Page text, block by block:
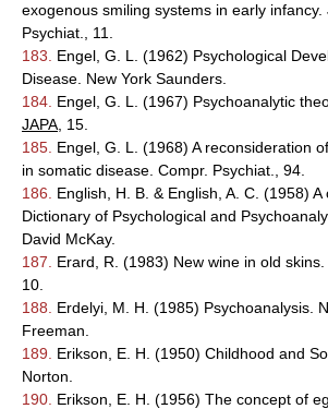
exogenous smiling systems in early infancy.
Psychiat., 11.
183.
Engel, G. L. (1962) Psychological
Disease. New York Saunders.
184. Engel, G. L. (1967) Psychoanalytic
JAPA , 15.
185. Engel, G. L. (1968) A reconsideration
in somatic disease. Compr. Psychiat., 94.
186.
English, H. B. & English, A. C. (1958)
Dictionary of Psychological and
David McKay.
187.
Erard, R. (1983) New wine in old skins.
10.
188.
Erdelyi, M. H. (1985) Psychoanalysis.
Freeman.
189.
Erikson, E. H. (1950) Childhood and
Norton.
190. Erikson, E. H. (1956) The concept of